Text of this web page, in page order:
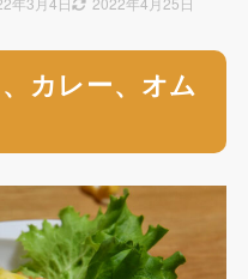
カレー、オム